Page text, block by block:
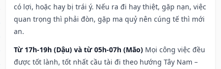
có lợi, hoặc hay bị trái ý. Nếu ra đi hay thiệt, gặp nạn, việc
quan trọng thì phải đòn, gặp ma quỷ nên cúng tế thì mới
an.
Từ 17h-19h (Dậu) và từ 05h-07h (Mão) Mọi công việc đều
được tốt lành, tốt nhất cầu tài đi theo hướng Tây Nam –